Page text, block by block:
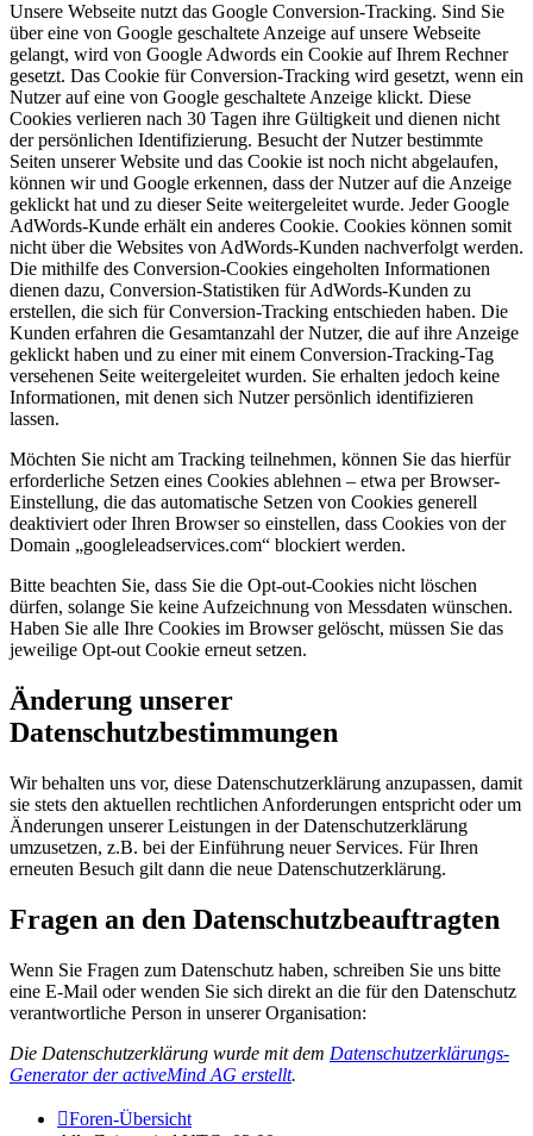
Unsere Webseite nutzt das Google Conversion-Tracking. Sind Sie
über eine von Google geschaltete Anzeige auf unsere Webseite
gelangt, wird von Google Adwords ein Cookie auf Ihrem Rechner
gesetzt. Das Cookie für Conversion-Tracking wird gesetzt, wenn ein
Nutzer auf eine von Google geschaltete Anzeige klickt. Diese
Cookies verlieren nach 30 Tagen ihre Gültigkeit und dienen nicht
der persönlichen Identifizierung. Besucht der Nutzer bestimmte
Seiten unserer Website und das Cookie ist noch nicht abgelaufen,
können wir und Google erkennen, dass der Nutzer auf die Anzeige
geklickt hat und zu dieser Seite weitergeleitet wurde. Jeder Google
AdWords-Kunde erhält ein anderes Cookie. Cookies können somit
nicht über die Websites von AdWords-Kunden nachverfolgt werden.
Die mithilfe des Conversion-Cookies eingeholten Informationen
dienen dazu, Conversion-Statistiken für AdWords-Kunden zu
erstellen, die sich für Conversion-Tracking entschieden haben. Die
Kunden erfahren die Gesamtanzahl der Nutzer, die auf ihre Anzeige
geklickt haben und zu einer mit einem Conversion-Tracking-Tag
versehenen Seite weitergeleitet wurden. Sie erhalten jedoch keine
Informationen, mit denen sich Nutzer persönlich identifizieren
lassen.
Möchten Sie nicht am Tracking teilnehmen, können Sie das hierfür
erforderliche Setzen eines Cookies ablehnen – etwa per Browser-
Einstellung, die das automatische Setzen von Cookies generell
deaktiviert oder Ihren Browser so einstellen, dass Cookies von der
Domain „googleleadservices.com“ blockiert werden.
Bitte beachten Sie, dass Sie die Opt-out-Cookies nicht löschen
dürfen, solange Sie keine Aufzeichnung von Messdaten wünschen.
Haben Sie alle Ihre Cookies im Browser gelöscht, müssen Sie das
jeweilige Opt-out Cookie erneut setzen.
Änderung unserer
Datenschutzbestimmungen
Wir behalten uns vor, diese Datenschutzerklärung anzupassen, damit
sie stets den aktuellen rechtlichen Anforderungen entspricht oder um
Änderungen unserer Leistungen in der Datenschutzerklärung
umzusetzen, z.B. bei der Einführung neuer Services. Für Ihren
erneuten Besuch gilt dann die neue Datenschutzerklärung.
Fragen an den Datenschutzbeauftragten
Wenn Sie Fragen zum Datenschutz haben, schreiben Sie uns bitte
eine E-Mail oder wenden Sie sich direkt an die für den Datenschutz
verantwortliche Person in unserer Organisation:
Die Datenschutzerklärung wurde mit dem Datenschutzerklärungs-
Generator der activeMind AG erstellt.
Foren-Übersicht